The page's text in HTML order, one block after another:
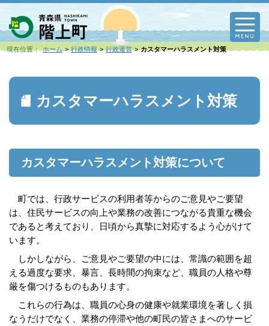
現在位置： ホーム 行政情報 行政運営 カスタマーハラスメント対策
カスタマーハラスメント対策
カスタマーハラスメント対策について
町では、 行政サービスの利用者等からのご意見やご要望
は、住民サービスの向上や業務の改善につながる貴重な機会
であると考えており、日頃から真摯に対応するよう心がけて
います。
しかしながら、ご意見やご要望の中には、常識の範囲を超
える過度な要求、暴言、長時間の拘束など、職員の人格や尊
厳を傷つけるものもあります。
これらの行為は、職員の心身の健康や就業環境を著しく損
なうだけでなく、業務の停滞や他の町民の皆さまへのサービ